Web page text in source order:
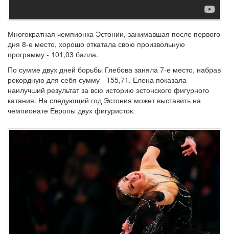
Многократная чемпионка Эстонии, занимавшая после первого
дня 8-е место, хорошо откатала свою произвольную
программу - 101,03 балла.
По сумме двух дней борьбы Глебова заняла 7-е место, набрав
рекордную для себя сумму - 155,71. Елена показала
наилучший результат за всю историю эстонского фигурного
катания. На следующий год Эстония может выставить на
чемпионате Европы двух фигуристок.